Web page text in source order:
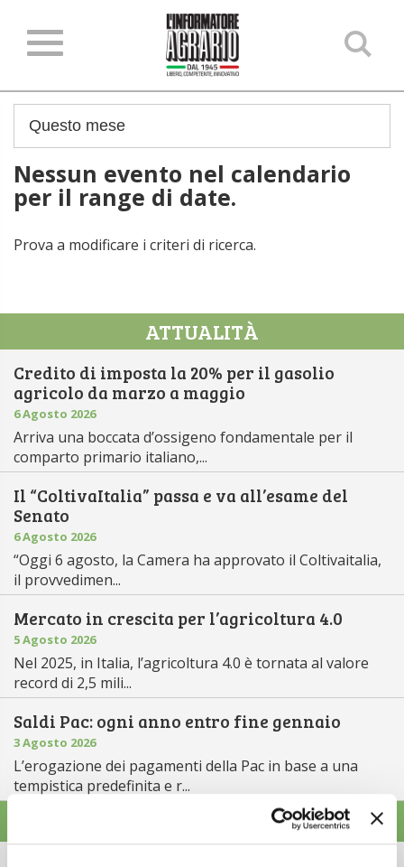
Nessun evento nel calendario
per il range di date.
Prova a modificare i criteri di ricerca.
ATTUALITÀ
Credito di imposta la 20% per il gasolio
agricolo da marzo a maggio
6 Agosto 2026
Arriva una boccata d’ossigeno fondamentale per il
comparto primario italiano,...
Il “ColtivaItalia” passa e va all’esame del
Senato
6 Agosto 2026
“Oggi 6 agosto, la Camera ha approvato il Coltivaitalia,
il provvedimen...
Mercato in crescita per l’agricoltura 4.0
5 Agosto 2026
Nel 2025, in Italia, l’agricoltura 4.0 è tornata al valore
record di 2,5 mili...
Saldi Pac: ogni anno entro fine gennaio
3 Agosto 2026
L’erogazione dei pagamenti della Pac in base a una
tempistica predefinita e r...